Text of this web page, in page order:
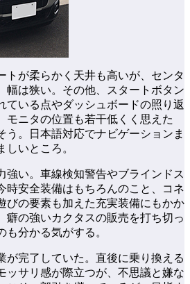
トが柔らかく天井も高いが、センタ
幅は狭い。その他、スタートボタン
ている点やダッシュボードの照り返
モニタの位置も若干低くく思えた
う。日本語対応でナビゲーションま
しいところ。
強い。車線検知警告やブラインドス
時安全装備はもちろんのこと、コネ
びの要素も加えた充実装備にもかか
癖の強いカクタスの販売を打ち切っ
分かる気がする。
が完了していた。直後に乗り換える
ッサリ感が際立つが、不思議と嫌な